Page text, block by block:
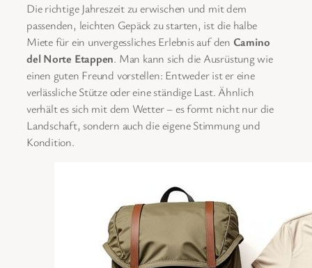
Die richtige Jahreszeit zu erwischen und mit dem
passenden, leichten Gepäck zu starten, ist die halbe
Miete für ein unvergessliches Erlebnis auf den Camino
del Norte Etappen. Man kann sich die Ausrüstung wie
einen guten Freund vorstellen: Entweder ist er eine
verlässliche Stütze oder eine ständige Last. Ähnlich
verhält es sich mit dem Wetter – es formt nicht nur die
Landschaft, sondern auch die eigene Stimmung und
Kondition.